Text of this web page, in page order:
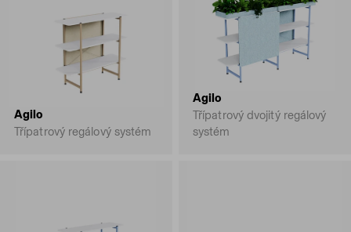
Agilo
Třípatrový regálový systém
Agilo
Třípatrový dvojitý regálový
systém